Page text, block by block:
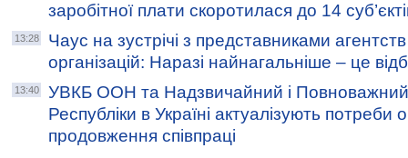
заробітної плати скоротилася до 14
13:28
Чаус на зустрічі з представниками
організацій: Наразі найнагальніше – це
13:40
УВКБ ООН та Надзвичайний і Повноважний
Республіки в Україні актуалізують потреби
продовження співпраці